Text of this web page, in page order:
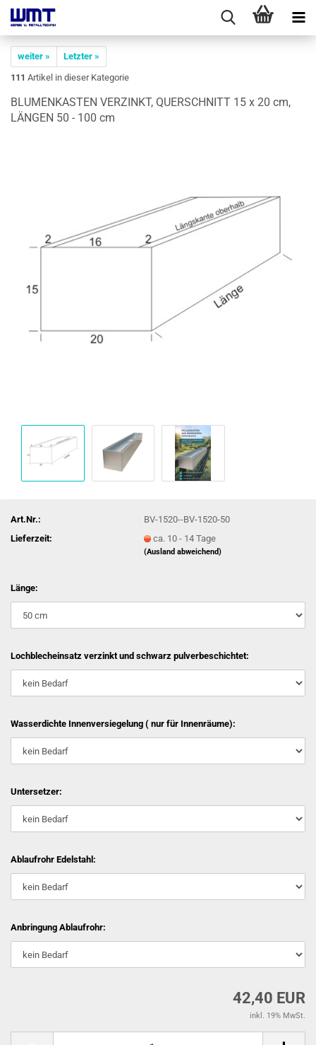
weiter »
Letzter »
111 Artikel in dieser Kategorie
BLU­MEN­KAS­TEN VER­ZINKT, QUER­SCHNITT 15 x 20 cm,
LÄN­GEN 50 - 100 cm
Art.Nr.:
BV-1520--BV-1520-50
Lieferzeit:
ca. 10 - 14 Tage
(Ausland abweichend)
Länge:
Lochblecheinsatz verzinkt und schwarz pulverbeschichtet:
Wasserdichte Innenversiegelung ( nur für Innenräume):
Untersetzer:
Ablaufrohr Edelstahl:
Anbringung Ablaufrohr:
42,40 EUR
inkl. 19% MwSt.